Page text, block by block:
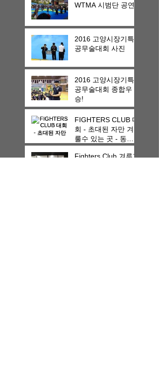
WTMA 시범단 공연
2016 고양시장기특
공무술대회 사진
2016 고양시장기특
공무술대회 종합우
승!
FIGHTERS CLUB 대
회 - 초대된 자만 겨
룰수 있는 곳 - 동영
상
Fighters Club 겨루기